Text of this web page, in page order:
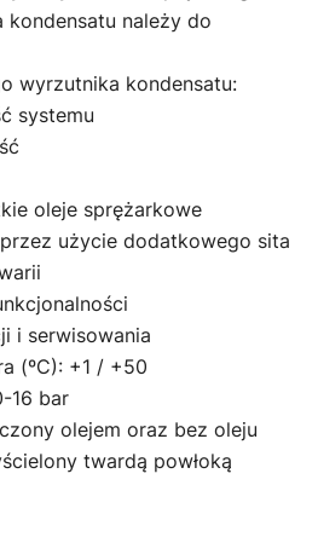
należy do
wyrzutnika kondensatu:
systemu
oleje sprężarkowe
użycie dodatkowego sita
i serwisowania
(ºC): +1 / +50
16 bar
olejem oraz bez oleju
twardą powłoką